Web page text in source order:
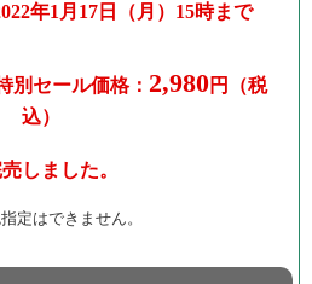
年1月17日（月）15時まで
別セール価格： 2,980円（税
込）
しました。
定はできません。